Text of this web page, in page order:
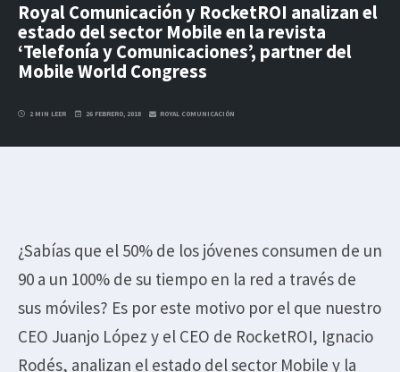
Royal Comunicación y RocketROI analizan el
estado del sector Mobile en la revista
‘Telefonía y Comunicaciones’, partner del
Mobile World Congress
2 MIN LEER 26 FEBRERO, 2018 ROYAL COMUNICACIÓN
¿Sabías que el 50% de los jóvenes consumen de un
90 a un 100% de su tiempo en la red a través de
sus móviles? Es por este motivo por el que nuestro
CEO Juanjo López y el CEO de RocketROI, Ignacio
Rodés, analizan el estado del sector Mobile y la